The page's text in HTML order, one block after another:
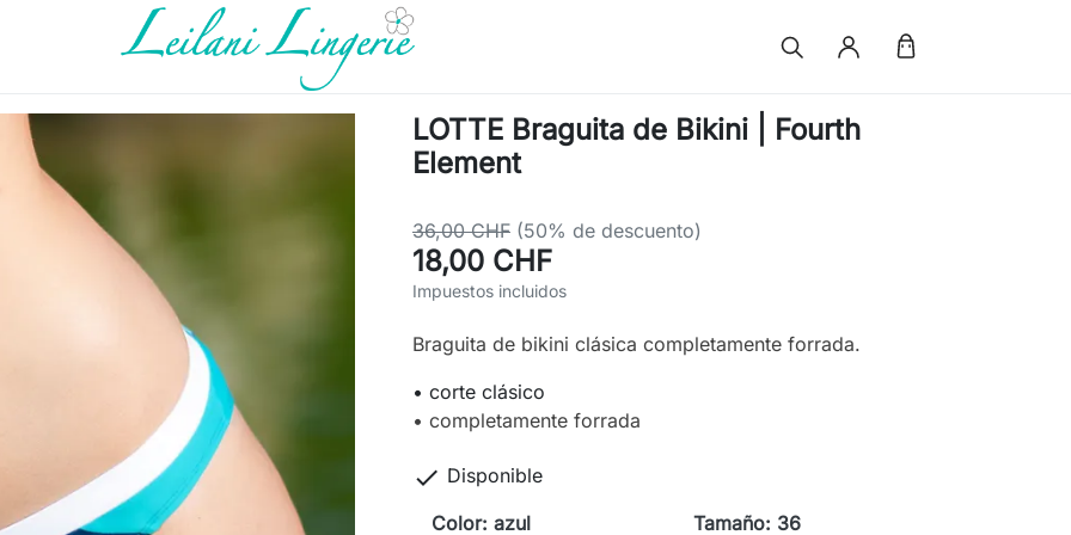
LOTTE Braguita de Bikini | Fourth
Element
36,00 CHF (50% de descuento)
18,00 CHF
Impuestos incluidos
Braguita de bikini clásica completamente forrada.
• corte clásico
• completamente forrada
 Disponible
Color: azul
Tamaño: 36